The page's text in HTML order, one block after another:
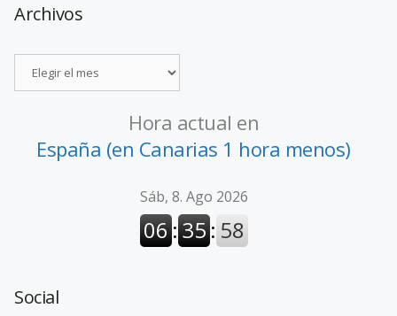
Archivos
Hora actual en
España (en Canarias 1 hora menos)
Social